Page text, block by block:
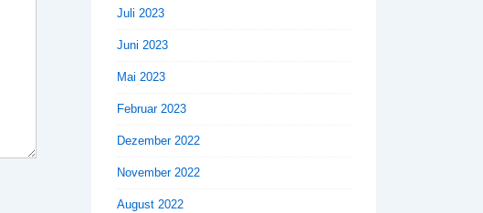
Juli 2023
Juni 2023
Mai 2023
Februar 2023
Dezember 2022
November 2022
August 2022